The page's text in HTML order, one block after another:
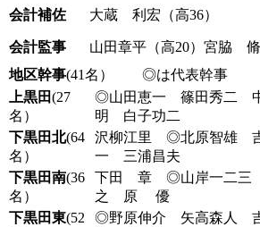
会計補佐 大蔵 利宏（高36）
会計監事
山田章平（高20）宮脇 脩
地区幹事(41名） ◎は代表幹事
上黒田(27
名）
◎山田恵一 篠田秀二
明 白子功二
下黒田北(64
名）
沢柳江里 ◎北原智雄
一 三浦昌夫
下黒田南(36
名）
下田 章 ◎山岸一二三
之 原 優
下黒田東(52
◎野原伸介 矢高森人